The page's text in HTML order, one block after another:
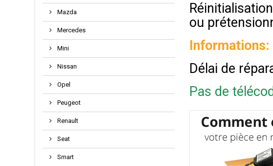
Mazda
Mercedes
Mini
Nissan
Opel
Peugeot
Renault
Seat
Smart
ou
Informations:
Délai de
Pas de